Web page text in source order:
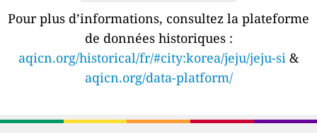
Pour plus d’informations, consultez la plateforme
de données historiques :
aqicn.org/historical/fr/#city:korea/jeju/jeju-si &
aqicn.org/data-platform/